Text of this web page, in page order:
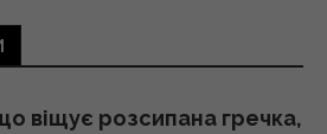
заявив про
віщує розсипана гречка,